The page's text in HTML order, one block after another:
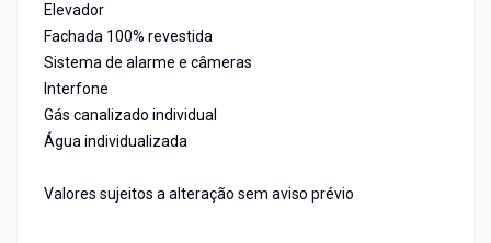
Elevador
Fachada 100% revestida
Sistema de alarme e câmeras
Interfone
Gás canalizado individual
Água individualizada
Valores sujeitos a alteração sem aviso prévio